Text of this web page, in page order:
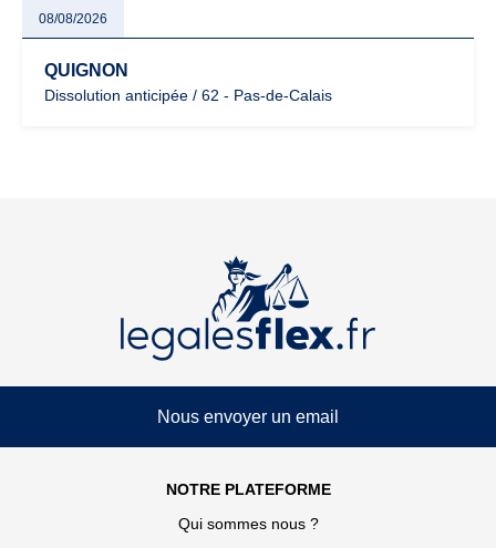
08/08/2026
QUIGNON
Dissolution anticipée / 62 - Pas-de-Calais
Nous envoyer un email
NOTRE PLATEFORME
Qui sommes nous ?